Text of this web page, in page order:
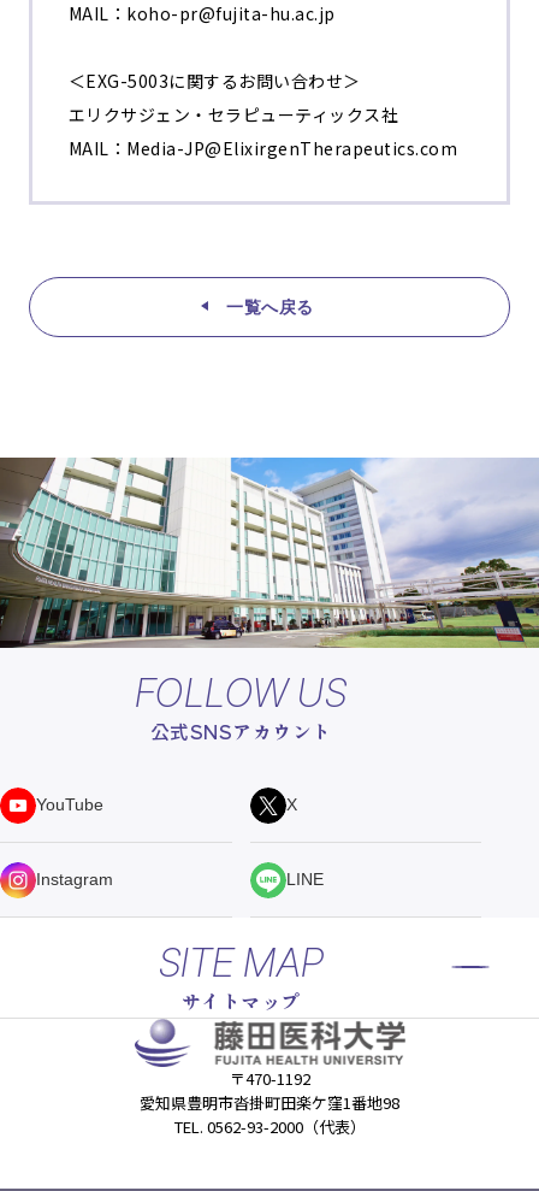
MAIL：koho-pr@fujita-hu.ac.jp
＜EXG-5003に関するお問い合わせ＞
エリクサジェン・セラピューティックス社
MAIL：Media-JP@ElixirgenTherapeutics.com
一覧へ戻る
FOLLOW US
公式SNSアカウント
YouTube X
Instagram LINE
SITE MAP
サイトマップ
〒470-1192
愛知県豊明市沓掛町田楽ケ窪1番地98
TEL. 0562-93-2000（代表）